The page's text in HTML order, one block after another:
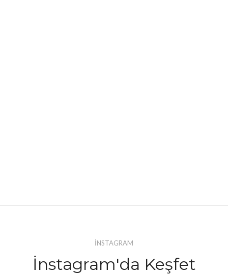
İNSTAGRAM
İnstagram'da Keşfet